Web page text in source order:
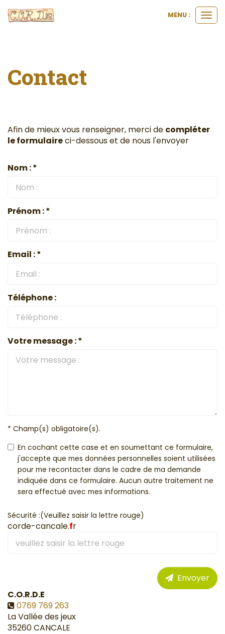
le
MENU :
Contact
Afin de mieux vous renseigner, merci de compléter
le formulaireci-dessous et de nous l'envoyer
Nom : *
Prénom : *
Email : *
Téléphone :
Votre message : *
* Champ(s) obligatoire(s).
En cochant cette case et en soumettant ce formulaire,
j'accepte que mes données personnelles soient utilisées
pour me recontacter dans le cadre de ma demande
indiquée dans ce formulaire. Aucun autre traitement ne
sera effectué avec mes informations.
Sécurité :(Veuillez saisir la lettre rouge)
corde-cancale.fr
Envoyer
C.O.R.D.E
0769 769 263
La Vallée des jeux
35260CANCALE